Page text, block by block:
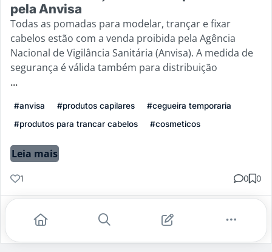
pela Anvisa
Todas as pomadas para modelar, trançar e fixar
cabelos estão com a venda proibida pela Agência
Nacional de Vigilância Sanitária (Anvisa). A medida de
segurança é válida também para distribuição
...
#anvisa #produtos capilares
#cegueira temporaria
#produtos para trancar cabelos
#cosmeticos
Leia mais
1 0 0
Gostei Comentar Salvar